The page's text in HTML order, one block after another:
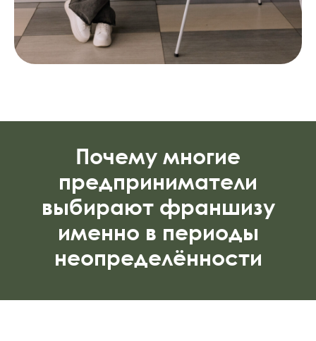
Почему многие
предприниматели
выбирают франшизу
именно в периоды
неопределённости